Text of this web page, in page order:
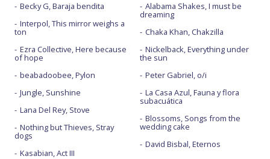
Becky G, Baraja bendita
Interpol, This mirror weighs a
ton
Ezra Collective, Here because
of hope
beabadoobee, Pylon
Jungle, Sunshine
Lana Del Rey, Stove
Nothing but Thieves, Stray
dogs
Kasabian, Act III
Alabama Shakes, I must be
dreaming
Chaka Khan, Chakzilla
Nickelback, Everything under
the sun
Peter Gabriel, o/i
La Casa Azul, Fauna y flora
subacuática
Blossoms, Songs from the
wedding cake
David Bisbal, Eternos